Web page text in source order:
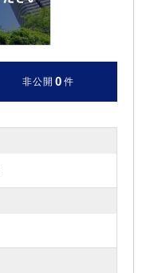
非公開 0 件